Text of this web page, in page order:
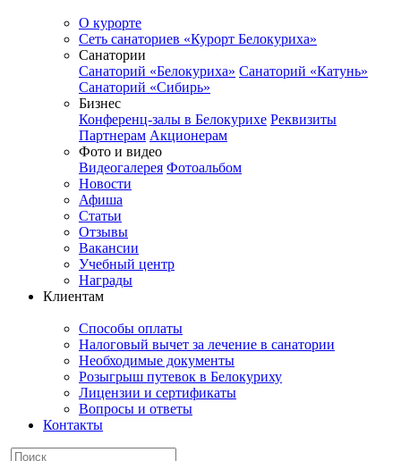
О курорте
Сеть санаториев «Курорт Белокуриха»
Санатории
Санаторий «Белокуриха» Санаторий «Катунь»
Санаторий «Сибирь»
Бизнес
Конференц-залы в Белокурихе Реквизиты
Партнерам Акционерам
Фото и видео
Видеогалерея Фотоальбом
Новости
Афиша
Статьи
Отзывы
Вакансии
Учебный центр
Награды
Клиентам
Способы оплаты
Налоговый вычет за лечение в санатории
Необходимые документы
Розыгрыш путевок в Белокуриху
Лицензии и сертификаты
Вопросы и ответы
Контакты